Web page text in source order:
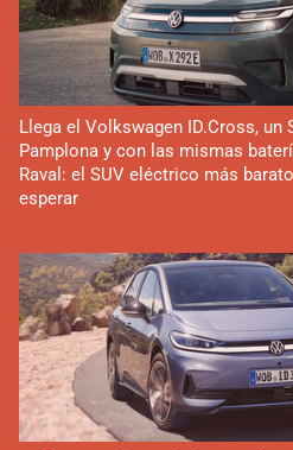
Llega el Volkswagen ID.Cross,
Pamplona y con las mismas
Raval: el SUV eléctrico más
esperar